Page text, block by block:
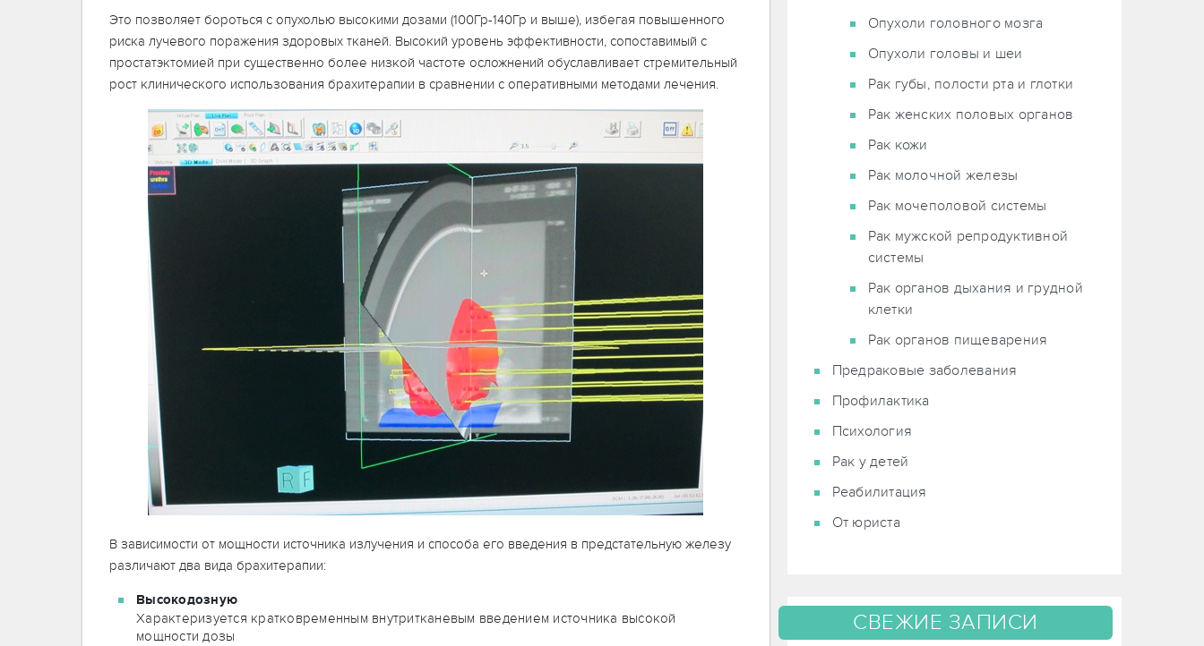
Это позволяет бороться с опухолью высокими дозами (100Гр-140Гр и выше), избегая повышенного
риска лучевого поражения здоровых тканей. Высокий уровень эффективности, сопоставимый с
простатэктомией при существенно более низкой частоте осложнений обуславливает стремительный
рост клинического использования брахитерапии в сравнении с оперативными методами лечения.
В зависимости от мощности источника излучения и способа его введения в предстательную железу
различают два вида брахитерапии:
Высокодозную
Характеризуется кратковременным внутритканевым введением источника высокой
мощности дозы
Опухоли головного мозга
Опухоли головы и шеи
Рак губы, полости рта и глотки
Рак женских половых органов
Рак кожи
Рак молочной железы
Рак мочеполовой системы
Рак мужской репродуктивной
системы
Рак органов дыхания и грудной
клетки
Рак органов пищеварения
Предраковые заболевания
Профилактика
Психология
Рак у детей
Реабилитация
От юриста
СВЕЖИЕ ЗАПИСИ